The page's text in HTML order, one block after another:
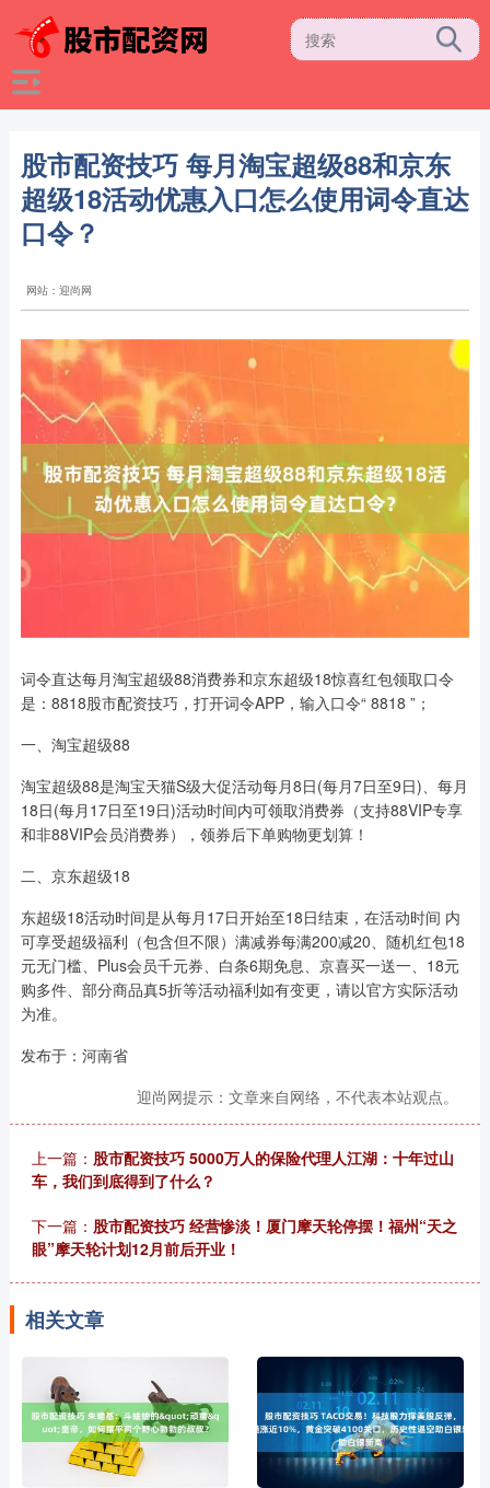
股市配资技巧 每月淘宝超级88和京东
超级18活动优惠入口怎么使用词令直达
口令？
网站：迎尚网
词令直达每月淘宝超级88消费券和京东超级18惊喜红包领取口令
是：8818股市配资技巧，打开词令APP，输入口令“ 8818 ”；
一、淘宝超级88
淘宝超级88是淘宝天猫S级大促活动每月8日(每月7日至9日)、每月
18日(每月17日至19日)活动时间内可领取消费券（支持88VIP专享
和非88VIP会员消费券），领券后下单购物更划算！
二、京东超级18
东超级18活动时间是从每月17日开始至18日结束，在活动时间 内
可享受超级福利（包含但不限）满减券每满200减20、随机红包18
元无门槛、Plus会员千元券、白条6期免息、京喜买一送一、18元
购多件、部分商品真5折等活动福利如有变更，请以官方实际活动
为准。
发布于：河南省
迎尚网提示：文章来自网络，不代表本站观点。
上一篇： 股市配资技巧 5000万人的保险代理人江湖：十年过山
车，我们到底得到了什么？
下一篇： 股市配资技巧 经营惨淡！厦门摩天轮停摆！福州“天之
眼”摩天轮计划12月前后开业！
相关文章